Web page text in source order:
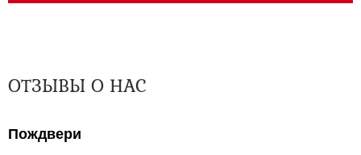
ОТЗЫВЫ О НАС
Пождвери